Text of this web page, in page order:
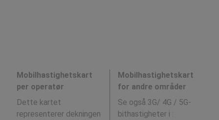
Mobilhastighetskart
per operatør
Dette kartet
representerer dekningen
Mobilhastighetskart
for andre områder
Se også 3G/ 4G / 5G-
bithastigheter i :